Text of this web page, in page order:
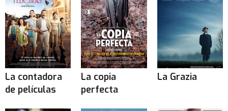
La contadora
de películas
La copia
perfecta
La Grazia